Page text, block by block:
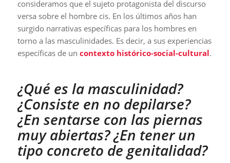
consideramos que el sujeto protagonista del discurso
versa sobre el hombre cis. En los últimos años han
surgido narrativas específicas para los hombres en
torno a las masculinidades. Es decir, a sus experiencias
específicas de un contexto histórico-social-cultural.
¿Qué es la masculinidad?
¿Consiste en no depilarse?
¿En sentarse con las piernas
muy abiertas? ¿En tener un
tipo concreto de genitalidad?